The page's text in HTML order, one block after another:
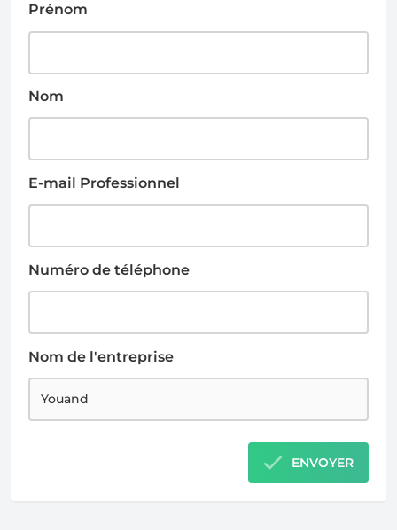
Prénom
Nom
E-mail Professionnel
Numéro de téléphone
Nom de l'entreprise
ENVOYER